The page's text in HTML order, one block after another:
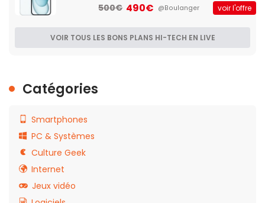
500€ 490€ @Boulanger voir l'offre
VOIR TOUS LES BONS PLANS HI-TECH EN LIVE
Catégories
Smartphones
PC & Systèmes
Culture Geek
Internet
Jeux vidéo